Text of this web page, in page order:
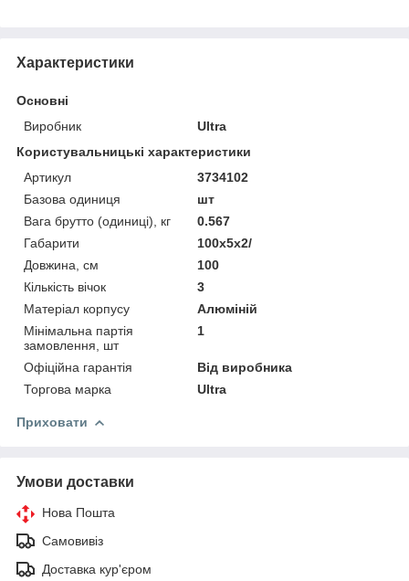
Характеристики
Основні
Виробник
Ultra
Користувальницькі характеристики
Артикул
3734102
Базова одиниця
шт
Вага брутто (одиниці), кг
0.567
Габарити
100x5x2/
Довжина, см
100
Кількість вічок
3
Матеріал корпусу
Алюміній
Мінімальна партія
замовлення, шт
1
Офіційна гарантія
Від виробника
Торгова марка
Ultra
Приховати
Умови доставки
Нова Пошта
Самовивіз
Доставка кур'єром